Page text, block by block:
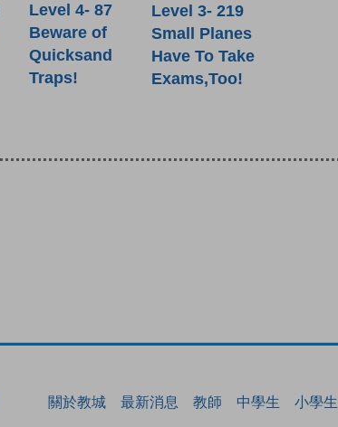
Level 4- 87
Beware of
Quicksand
Traps!
Level 3- 219
Small Planes
Have To Take
Exams,Too!
關於教城 最新消息 教師 中學生 小學生